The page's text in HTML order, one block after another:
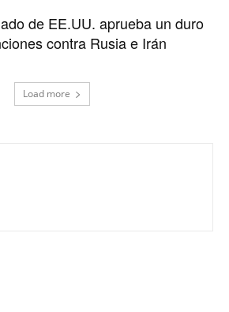
de EE.UU. aprueba un duro
contra Rusia e Irán
Load more